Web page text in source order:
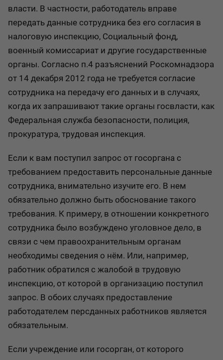
власти. В частности, работодатель вправе
передать данные сотрудника без его согласия в
налоговую инспекцию, Социальный фонд,
военный комиссариат и другие государственные
органы. Согласно п.4 разъяснений Роскомнадзора
от 14 декабря 2012 года не требуется согласие
сотрудника на передачу его данных и в случаях,
когда их запрашивают такие органы госвласти, как
Федеральная служба безопасности, полиция,
прокуратура, трудовая инспекция.
Если к вам поступил запрос от госоргана с
требованием предоставить персональные данные
сотрудника, внимательно изучите его. В нем
обязательно должно быть обоснование такого
требования. К примеру, в отношении конкретного
сотрудника было возбуждено уголовное дело, в
связи с чем правоохранительным органам
необходимы сведения о нём. Или, например,
работник обратился с жалобой в трудовую
инспекцию, от которой в организацию поступил
запрос. В обоих случаях предоставление
работодателем персданных работников является
обязательным.
Если учреждение или госорган, от которого